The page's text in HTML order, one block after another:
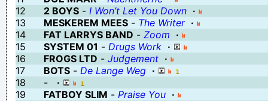
bij Adecco?/Als ik teveel vraag, zeg maar. Wil je nt stalken
De tandenloze fee
Bedankt meneer de wind is heel vriendelijk, maar ik zal zelf mijn
tuin wel reorganiseren en heb voorlopig geen attributen van de
Verknoei je tijd op een nuttige manier!
12
2 BOYS - I Won’t Let You Down ·
13
MESKEREM MEES - The Writer ·
14
FAT LARRYS BAND - Zoom ·
15
SYSTEM 01 - Drugs Work ·
16
FROGS LTD - Judgement ·
17
BOTS - De Lange Weg ·
18
-
·
19
FATBOY SLIM - Praise You ·